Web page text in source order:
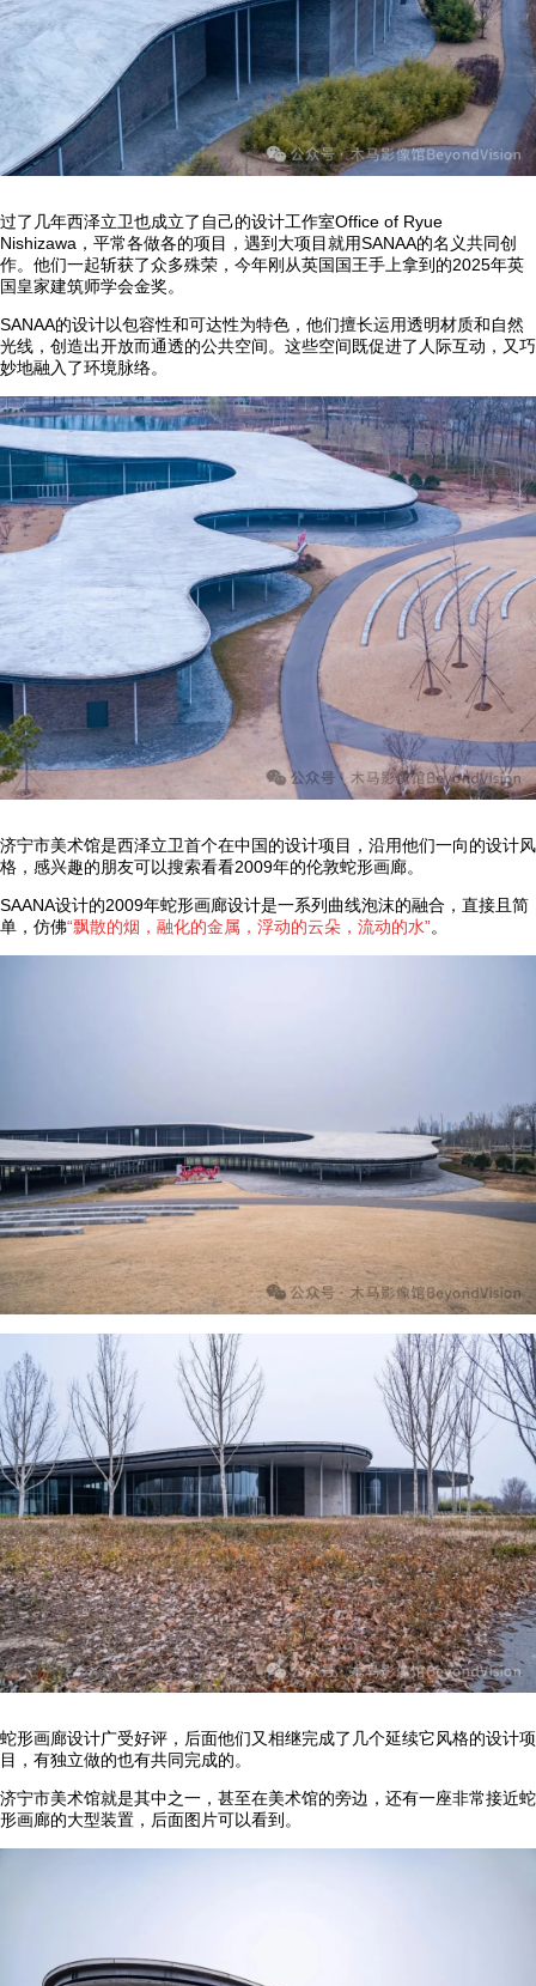
过了几年西泽立卫也成立了自己的设计工作室Office of Ryue
Nishizawa，平常各做各的项目，遇到大项目就用SANAA的名义共同创
作。他们一起斩获了众多殊荣，今年刚从英国国王手上拿到的2025年英
国皇家建筑师学会金奖。
SANAA的设计以包容性和可达性为特色，他们擅长运用透明材质和自然
光线，创造出开放而通透的公共空间。这些空间既促进了人际互动，又巧
妙地融入了环境脉络。
济宁市美术馆是西泽立卫首个在中国的设计项目，沿用他们一向的设计风
格，感兴趣的朋友可以搜索看看2009年的伦敦蛇形画廊。
SAANA设计的2009年蛇形画廊设计是一系列曲线泡沫的融合，直接且简
单，仿佛“飘散的烟，融化的金属，浮动的云朵，流动的水”。
蛇形画廊设计广受好评，后面他们又相继完成了几个延续它风格的设计项
目，有独立做的也有共同完成的。
济宁市美术馆就是其中之一，甚至在美术馆的旁边，还有一座非常接近蛇
形画廊的大型装置，后面图片可以看到。